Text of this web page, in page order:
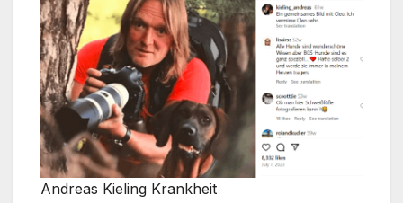
Andreas Kieling Krankheit